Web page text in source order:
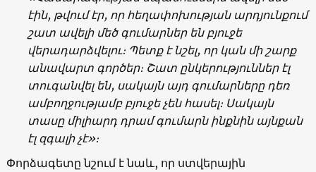
էին, թվում էր, որ հեղափոխության արդյունքում
շատ ավելի մեծ գումարներ են բյուջե
վերադարձվելու։ Պետք է նշել, որ կան մի շարք
անավարտ գործեր։ Շատ ընկերություններ էլ
տուգանվել են, սակայն այդ գումարները դեռ
ամբողջությամբ բյուջե չեն հասել։ Սակայն
տասը միլիարդ դրամ գումարն ինքնին այնքան
էլ զգալի չէ»։
Փորձագետը նշում է նաև, որ ստվերային